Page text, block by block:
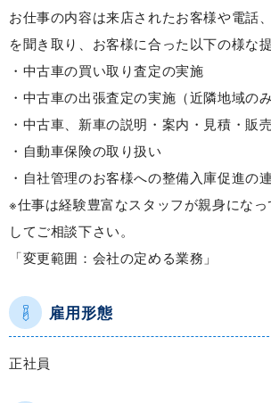
お仕事の内容は来店されたお客様や電話
を聞き取り、お客様に合った以下の様な
・中古車の買い取り査定の実施
・中古車の出張査定の実施（近隣地域のみ
・中古車、新車の説明・案内・見積・販売
・自動車保険の取り扱い
・自社管理のお客様への整備入庫促進の
※仕事は経験豊富なスタッフが親身にな
してご相談下さい。
「変更範囲：会社の定める業務」
雇用形態
正社員